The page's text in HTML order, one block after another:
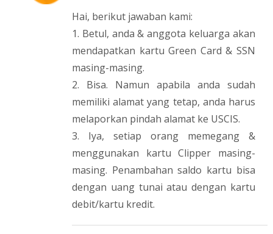
Hai, berikut jawaban kami:
1. Betul, anda & anggota keluarga akan
mendapatkan kartu Green Card & SSN
masing-masing.
2. Bisa. Namun apabila anda sudah
memiliki alamat yang tetap, anda harus
melaporkan pindah alamat ke USCIS.
3. Iya, setiap orang memegang &
menggunakan kartu Clipper masing-
masing. Penambahan saldo kartu bisa
dengan uang tunai atau dengan kartu
debit/kartu kredit.